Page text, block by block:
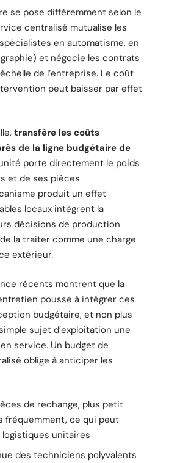
se pose différemment selon le
centralisé mutualise les
en automatisme, en
et négocie les contrats
de l’entreprise. Le coût
peut baisser par effet
transfère les coûts
de la ligne budgétaire de
porte directement le poids
et de ses pièces
produit un effet
locaux intègrent la
décisions de production
la traiter comme une charge
extérieur.
récents montrent que la
pousse à intégrer ces
budgétaire, et non plus
sujet d’exploitation une
service. Un budget de
oblige à anticiper les
de rechange, plus petit
fréquemment, ce qui peut
unitaires
des techniciens polyvalents